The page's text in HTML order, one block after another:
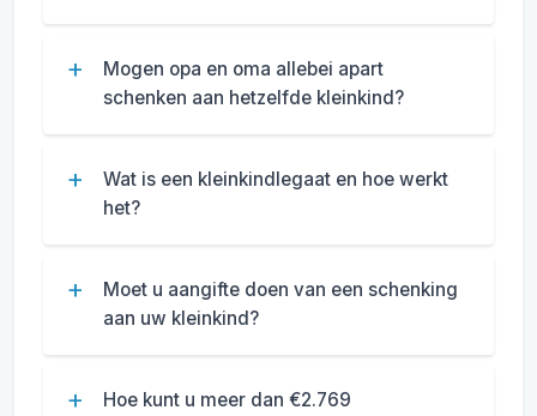
Mogen opa en oma allebei apart
schenken aan hetzelfde kleinkind?
Wat is een kleinkindlegaat en hoe werkt
het?
Moet u aangifte doen van een schenking
aan uw kleinkind?
Hoe kunt u meer dan €2.769